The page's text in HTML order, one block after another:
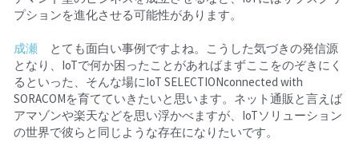
プションを進化させる可能性があります。
成瀬 とても面白い事例ですよね。こうした気づきの発信源
となり、IoTで何か困ったことがあればまずここをのぞきにく
るといった、そんな場にIoT SELECTIONconnected with
SORACOMを育てていきたいと思います。ネット通販と言えば
アマゾンや楽天などを思い浮かべますが、IoTソリューション
の世界で彼らと同じような存在になりたいです。